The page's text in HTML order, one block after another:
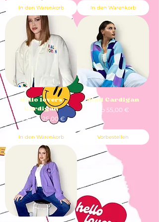
In den Warenkorb In den Warenkorb
Hello lovers
Cardigan
Standardpreis
55,00 € Sale-Preis
25,00 €
In den Warenkorb
Niall Cardigan
ab 55,00 €
Sale-Preis
Vorbestellen